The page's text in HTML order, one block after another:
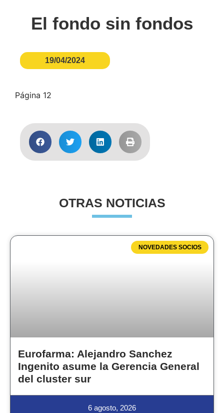
El fondo sin fondos
19/04/2024
Página 12
OTRAS NOTICIAS
NOVEDADES SOCIOS
Eurofarma: Alejandro Sanchez
Ingenito asume la Gerencia General
del cluster sur
6 agosto, 2026